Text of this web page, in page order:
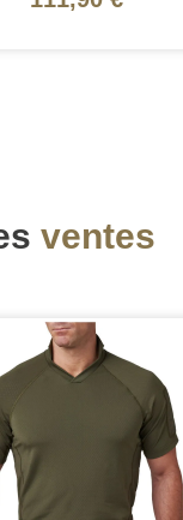
ventes